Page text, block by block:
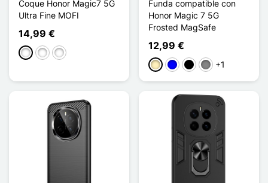
Coque Honor Magic7 5G
Ultra Fine MOFI
14,99 €
C B A
Funda compatible con
Honor Magic 7 5G
Frosted MagSafe
12,99 €
Oro AzulNoir Transparent
Gris Titanium
+1